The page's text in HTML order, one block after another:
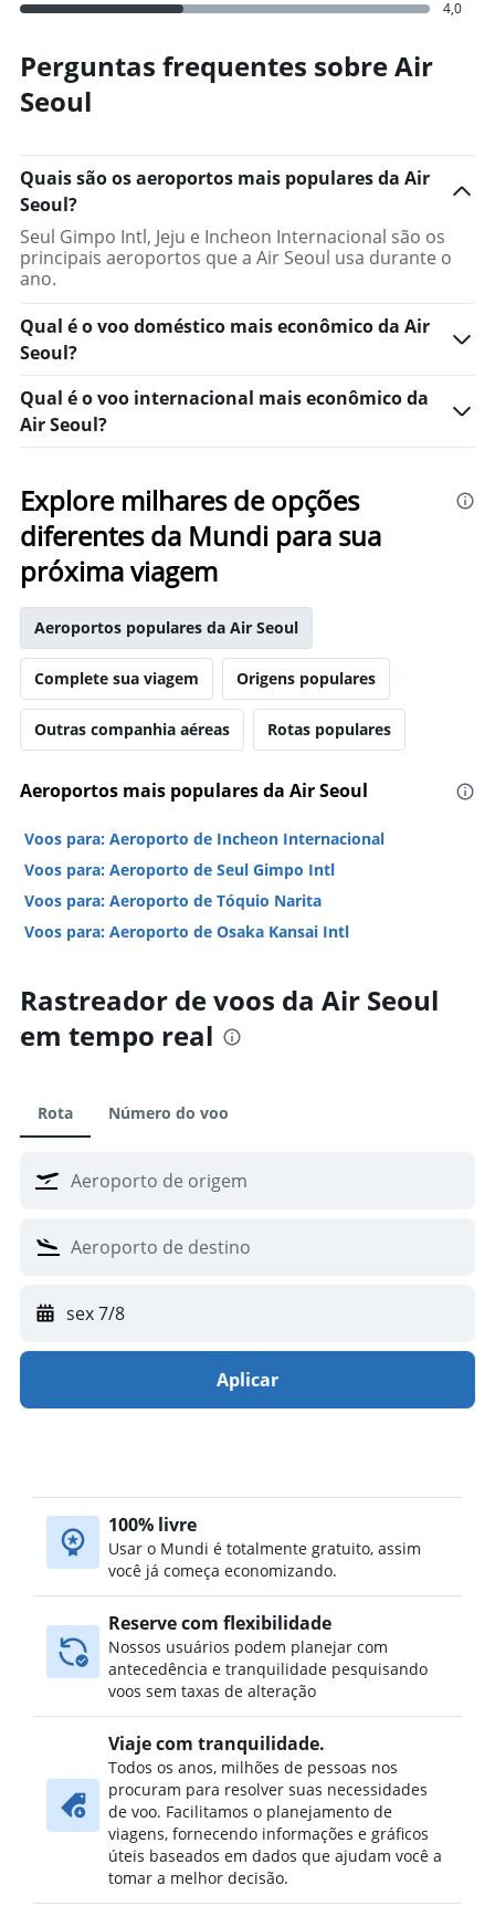
4,0
Perguntas frequentes sobre Air
Seoul
Quais são os aeroportos mais populares da Air
Seoul?
Seul Gimpo Intl, Jeju e Incheon Internacional são os
principais aeroportos que a Air Seoul usa durante o
ano.
Qual é o voo doméstico mais econômico da Air
Seoul?
Qual é o voo internacional mais econômico da
Air Seoul?
Explore milhares de opções
diferentes da Mundi para sua
próxima viagem
Aeroportos populares da Air Seoul
Complete sua viagem Origens populares
Outras companhia aéreas Rotas populares
Aeroportos mais populares da Air Seoul
Voos para: Aeroporto de Incheon Internacional
Voos para: Aeroporto de Seul Gimpo Intl
Voos para: Aeroporto de Tóquio Narita
Voos para: Aeroporto de Osaka Kansai Intl
Rastreador de voos da Air Seoul
em tempo real
Rota Número do voo
sex 7/8
Aplicar
100% livre
Usar o Mundi é totalmente gratuito, assim
você já começa economizando.
Reserve com flexibilidade
Nossos usuários podem planejar com
antecedência e tranquilidade pesquisando
voos sem taxas de alteração
Viaje com tranquilidade.
Todos os anos, milhões de pessoas nos
procuram para resolver suas necessidades
de voo. Facilitamos o planejamento de
viagens, fornecendo informações e gráficos
úteis baseados em dados que ajudam você a
tomar a melhor decisão.